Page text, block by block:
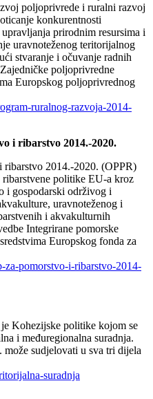
poljoprivrede i ruralni razvoj
konkurentnosti
prirodnim resursima i
uravnoteženog teritorijalnog
stvaranje i očuvanje radnih
poljoprivredne
Europskog poljoprivrednog
ruralnog-razvoja-2014-
i ribarstvo 2014.-2020.
ribarstvo 2014.-2020. (OPPR)
politike EU-a kroz
i gospodarski održivog i
uravnoteženog i
i akvakulturnih
Integrirane pomorske
Europskog fonda za
pomorstvo-i-ribarstvo-2014-
Kohezijske politike kojom se
i međuregionalna suradnja.
sudjelovati u sva tri dijela
suradnja